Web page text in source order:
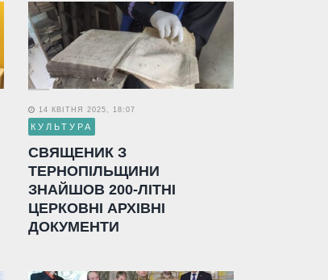
14 КВІТНЯ 2025, 18:07
КУЛЬТУРА
СВЯЩЕНИК З
ТЕРНОПІЛЬЩИНИ
ЗНАЙШОВ 200-ЛІТНІ
ЦЕРКОВНІ АРХІВНІ
ДОКУМЕНТИ